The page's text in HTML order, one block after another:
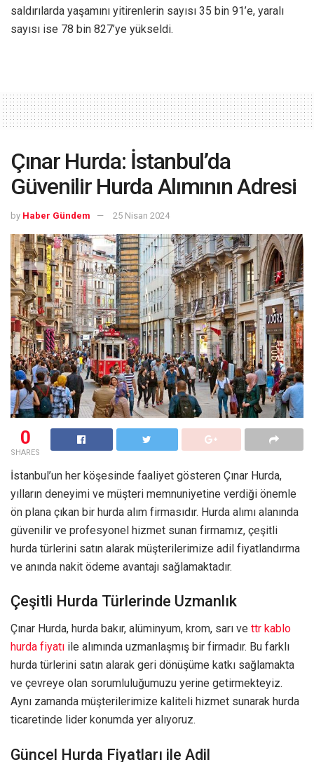
saldırılarda yaşamını yitirenlerin sayısı 35 bin 91’e, yaralı
sayısı ise 78 bin 827’ye yükseldi.
Çınar Hurda: İstanbul’da
Güvenilir Hurda Alımının Adresi
by Haber Gündem 25 Nisan 2024
0
SHARES
İstanbul’un her köşesinde faaliyet gösteren Çınar Hurda,
yılların deneyimi ve müşteri memnuniyetine verdiği önemle
ön plana çıkan bir hurda alım firmasıdır. Hurda alımı alanında
güvenilir ve profesyonel hizmet sunan firmamız, çeşitli
hurda türlerini satın alarak müşterilerimize adil fiyatlandırma
ve anında nakit ödeme avantajı sağlamaktadır.
Çeşitli Hurda Türlerinde Uzmanlık
Çınar Hurda, hurda bakır, alüminyum, krom, sarı ve ttr kablo
hurda fiyatı ile alımında uzmanlaşmış bir firmadır. Bu farklı
hurda türlerini satın alarak geri dönüşüme katkı sağlamakta
ve çevreye olan sorumluluğumuzu yerine getirmekteyiz.
Aynı zamanda müşterilerimize kaliteli hizmet sunarak hurda
ticaretinde lider konumda yer alıyoruz.
Güncel Hurda Fiyatları ile Adil